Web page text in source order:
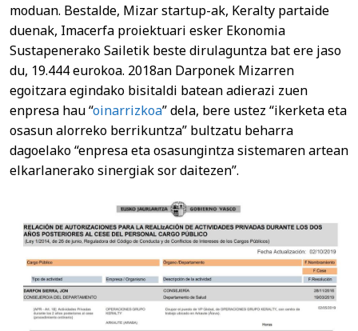
moduan. Bestalde, Mizar startup-ak, Keralty partaide
duenak, Imacerfa proiektuari esker Ekonomia
Sustapenerako Sailetik beste dirulaguntza bat ere jaso
du, 19.444 eurokoa. 2018an Darponek Mizarren
egoitzara egindako bisitaldi batean adierazi zuen
enpresa hau “oinarrizkoa” dela, bere ustez “ikerketa eta
osasun alorreko berrikuntza” bultzatu beharra
dagoelako “enpresa eta osasungintza sistemaren artean
elkarlanerako sinergiak sor daitezen”.